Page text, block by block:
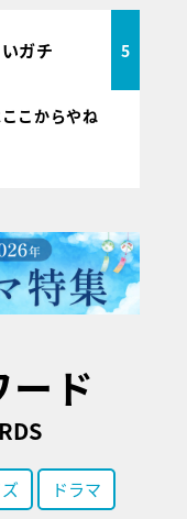
ガチ 5
こからやね
ード
ドラマ